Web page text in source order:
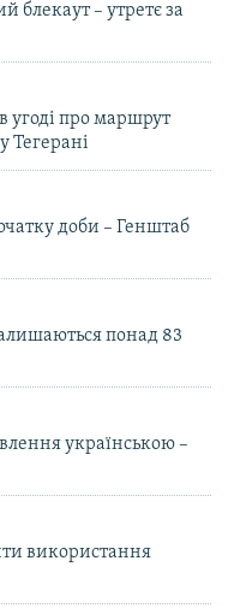
блекаут – утретє за
угоді про маршрут
Тегерані
доби – Генштаб
понад 83
українською –
використання